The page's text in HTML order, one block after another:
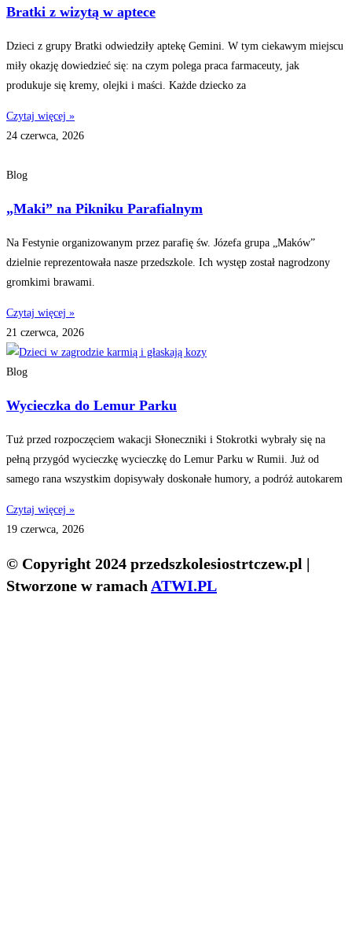
Bratki z wizytą w aptece
Dzieci z grupy Bratki odwiedziły aptekę Gemini. W tym ciekawym miejscu
miły okazję dowiedzieć się: na czym polega praca farmaceuty, jak
produkuje się kremy, olejki i maści. Każde dziecko za
Czytaj więcej »
24 czerwca, 2026
Blog
„Maki” na Pikniku Parafialnym
Na Festynie organizowanym przez parafię św. Józefa grupa „Maków”
dzielnie reprezentowała nasze przedszkole. Ich występ został nagrodzony
gromkimi brawami.
Czytaj więcej »
21 czerwca, 2026
Blog
Wycieczka do Lemur Parku
Tuż przed rozpoczęciem wakacji Słoneczniki i Stokrotki wybrały się na
pełną przygód wycieczkę wycieczkę do Lemur Parku w Rumii. Już od
samego rana wszystkim dopisywały doskonałe humory, a podróż autokarem
Czytaj więcej »
19 czerwca, 2026
© Copyright 2024 przedszkolesiostrtczew.pl |
Stworzone w ramach ATWI.PL